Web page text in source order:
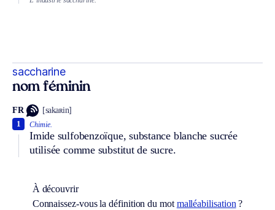
saccharine
nom féminin
FR [sakaʀin]
Chimie.
Imide sulfobenzoïque, substance blanche sucrée
utilisée comme substitut de sucre.
1
À découvrir
Connaissez-vous la définition du mot malléabilisation ?